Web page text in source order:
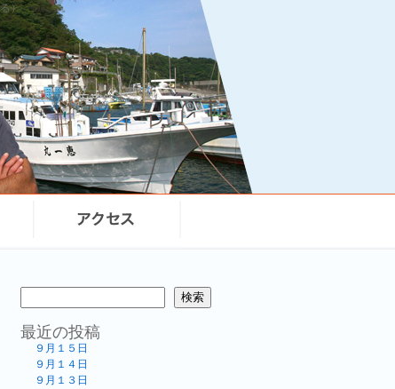
）
検索
最近の投稿
９月１５日
９月１４日
９月１３日